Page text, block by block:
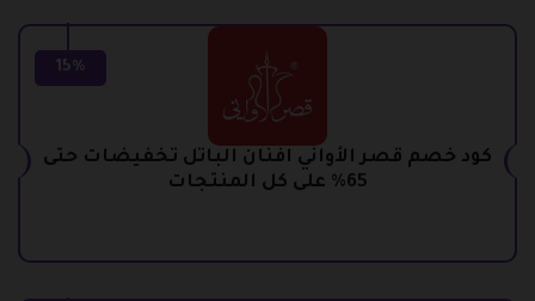
15%
كود خصم قصر الأواني افنان الباتل تخفيضات حتى
65% على كل المنتجات